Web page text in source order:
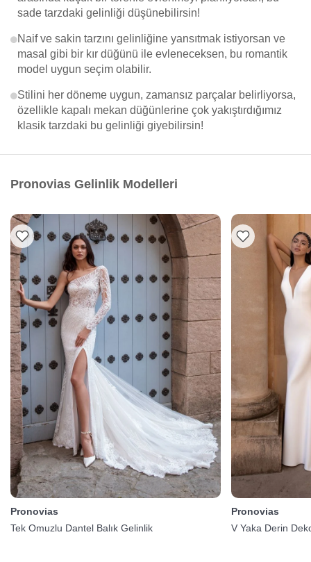
sade tarzdaki gelinliği düşünebilirsin!
Naif ve sakin tarzını gelinliğine yansıtmak istiyorsan ve
masal gibi bir kır düğünü ile evleneceksen, bu romantik
model uygun seçim olabilir.
Stilini her döneme uygun, zamansız parçalar belirliyorsa,
özellikle kapalı mekan düğünlerine çok yakıştırdığımız
klasik tarzdaki bu gelinliği giyebilirsin!
Pronovias Gelinlik Modelleri
Pronovias
Tek Omuzlu Dantel Balık Gelinlik
Pronovias
V Yaka Derin